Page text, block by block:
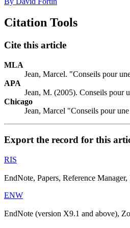
Citation Tools
Cite this article
MLA
Jean, Marcel. "Conseils pour
APA
Jean, M. (2005). Conseils pour
Chicago
Jean, Marcel "Conseils pour
Export the record for this
RIS
EndNote, Papers, Reference
ENW
EndNote (version X9.1 and above),